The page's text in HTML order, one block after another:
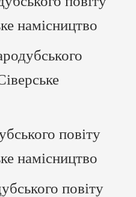
намісництво
повіту
намісництво
повіту